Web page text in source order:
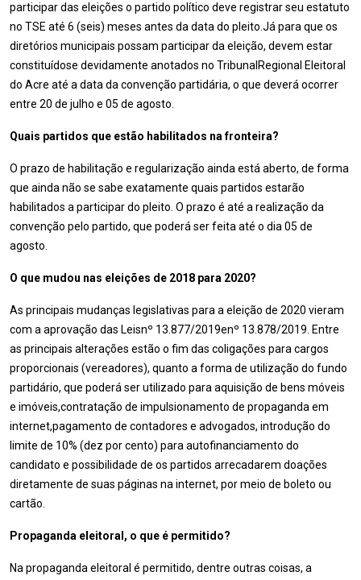
participar das eleições o partido político deve registrar seu estatuto
no TSE até 6 (seis) meses antes da data do pleito.Já para que os
diretórios municipais possam participar da eleição, devem estar
constituídose devidamente anotados no TribunalRegional Eleitoral
do Acre até a data da convenção partidária, o que deverá ocorrer
entre 20 de julho e 05 de agosto.
Quais partidos que estão habilitados na fronteira?
O prazo de habilitação e regularização ainda está aberto, de forma
que ainda não se sabe exatamente quais partidos estarão
habilitados a participar do pleito. O prazo é até a realização da
convenção pelo partido, que poderá ser feita até o dia 05 de
agosto.
O que mudou nas eleições de 2018 para 2020?
As principais mudanças legislativas para a eleição de 2020 vieram
com a aprovação das Leisnº 13.877/2019enº 13.878/2019. Entre
as principais alterações estão o fim das coligações para cargos
proporcionais (vereadores), quanto a forma de utilização do fundo
partidário, que poderá ser utilizado para aquisição de bens móveis
e imóveis,contratação de impulsionamento de propaganda em
internet,pagamento de contadores e advogados, introdução do
limite de 10% (dez por cento) para autofinanciamento do
candidato e possibilidade de os partidos arrecadarem doações
diretamente de suas páginas na internet, por meio de boleto ou
cartão.
Propaganda eleitoral, o que é permitido?
Na propaganda eleitoral é permitido, dentre outras coisas, a